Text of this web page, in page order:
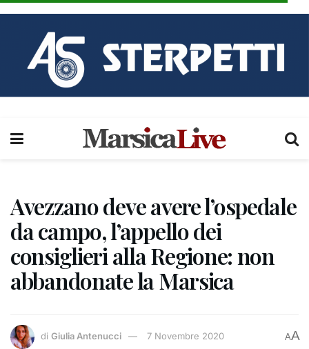
Avezzano deve avere l’ospedale
da campo, l’appello dei
consiglieri alla Regione: non
abbandonate la Marsica
di Giulia Antenucci 7 Novembre 2020 AA